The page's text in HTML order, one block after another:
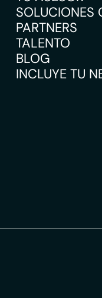
SOLUCIONES
PARTNERS
TALENTO
BLOG
INCLUYE TU